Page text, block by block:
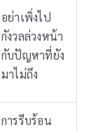
อย่าเพิ่งไป
กังวลล่วงหน้า
กับปัญหาที่ยัง
มาไม่ถึง
การรีบร้อน